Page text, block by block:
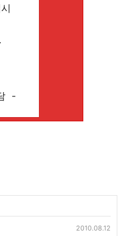
-
2010.08.12